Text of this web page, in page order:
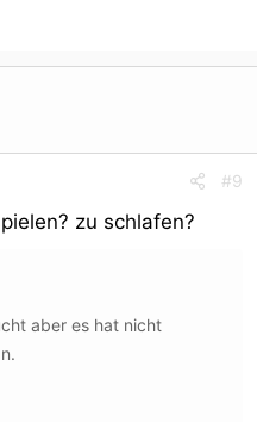
so kann man z.B.
selbst Facebook
und sogar
fsk18 Bereich nur mit
einfach.
und Würmer
#9
zu schlafen?
aber es hat nicht